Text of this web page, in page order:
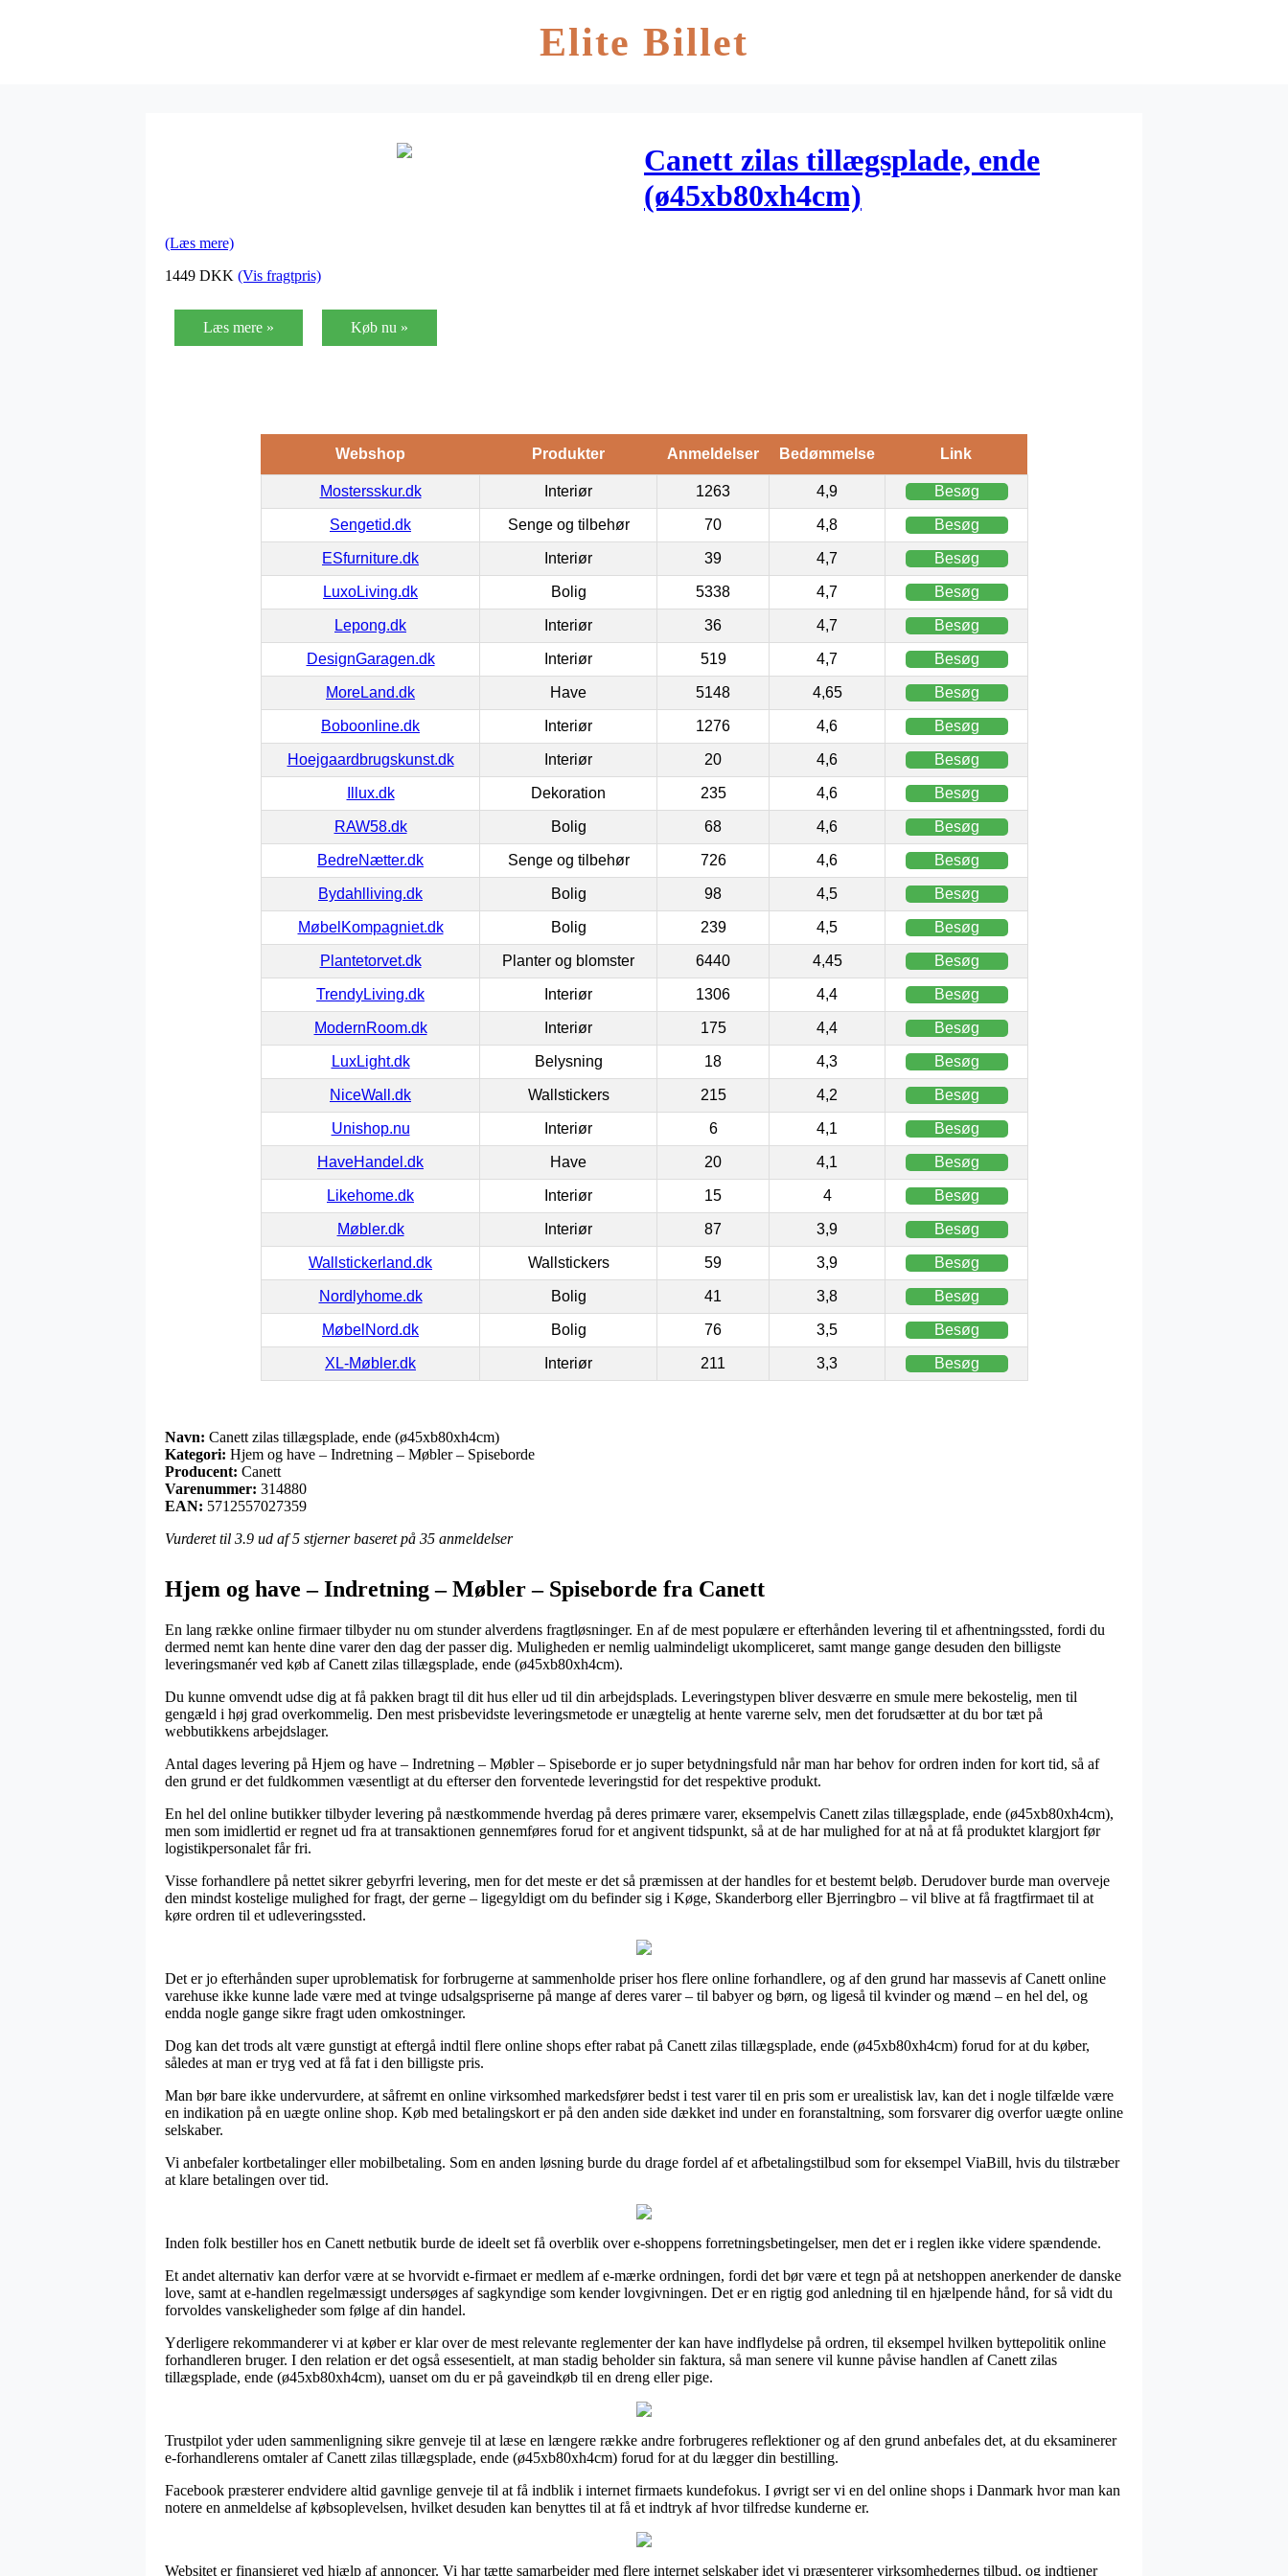
Elite Billet
Canett zilas tillægsplade, ende
(ø45xb80xh4cm)
(Læs mere)
1449 DKK (Vis fragtpris)
Læs mere » Køb nu »
Webshop Produkter Anmeldelser Bedømmelse Link
Mostersskur.dk Interiør 1263 4,9 Besøg
Sengetid.dk Senge og tilbehør 70 4,8 Besøg
ESfurniture.dk Interiør 39 4,7 Besøg
LuxoLiving.dk Bolig 5338 4,7 Besøg
Lepong.dk Interiør 36 4,7 Besøg
DesignGaragen.dk Interiør 519 4,7 Besøg
MoreLand.dk Have 5148 4,65 Besøg
Boboonline.dk Interiør 1276 4,6 Besøg
Hoejgaardbrugskunst.dk Interiør 20 4,6 Besøg
Illux.dk Dekoration 235 4,6 Besøg
RAW58.dk Bolig 68 4,6 Besøg
BedreNætter.dk Senge og tilbehør 726 4,6 Besøg
Bydahlliving.dk Bolig 98 4,5 Besøg
MøbelKompagniet.dk Bolig 239 4,5 Besøg
Plantetorvet.dk Planter og blomster 6440 4,45 Besøg
TrendyLiving.dk Interiør 1306 4,4 Besøg
ModernRoom.dk Interiør 175 4,4 Besøg
LuxLight.dk Belysning 18 4,3 Besøg
NiceWall.dk Wallstickers 215 4,2 Besøg
Unishop.nu Interiør 6 4,1 Besøg
HaveHandel.dk Have 20 4,1 Besøg
Likehome.dk Interiør 15 4 Besøg
Møbler.dk Interiør 87 3,9 Besøg
Wallstickerland.dk Wallstickers 59 3,9 Besøg
Nordlyhome.dk Bolig 41 3,8 Besøg
MøbelNord.dk Bolig 76 3,5 Besøg
XL-Møbler.dk Interiør 211 3,3 Besøg
Navn: Canett zilas tillægsplade, ende (ø45xb80xh4cm)
Kategori: Hjem og have – Indretning – Møbler – Spiseborde
Producent: Canett
Varenummer: 314880
EAN: 5712557027359
Vurderet til 3.9 ud af 5 stjerner baseret på 35 anmeldelser
Hjem og have – Indretning – Møbler – Spiseborde fra Canett
En lang række online firmaer tilbyder nu om stunder alverdens fragtløsninger. En af de mest populære er efterhånden levering til et afhentningssted, fordi du
dermed nemt kan hente dine varer den dag der passer dig. Muligheden er nemlig ualmindeligt ukompliceret, samt mange gange desuden den billigste
leveringsmanér ved køb af Canett zilas tillægsplade, ende (ø45xb80xh4cm).
Du kunne omvendt udse dig at få pakken bragt til dit hus eller ud til din arbejdsplads. Leveringstypen bliver desværre en smule mere bekostelig, men til
gengæld i høj grad overkommelig. Den mest prisbevidste leveringsmetode er unægtelig at hente varerne selv, men det forudsætter at du bor tæt på
webbutikkens arbejdslager.
Antal dages levering på Hjem og have – Indretning – Møbler – Spiseborde er jo super betydningsfuld når man har behov for ordren inden for kort tid, så af
den grund er det fuldkommen væsentligt at du efterser den forventede leveringstid for det respektive produkt.
En hel del online butikker tilbyder levering på næstkommende hverdag på deres primære varer, eksempelvis Canett zilas tillægsplade, ende (ø45xb80xh4cm),
men som imidlertid er regnet ud fra at transaktionen gennemføres forud for et angivent tidspunkt, så at de har mulighed for at nå at få produktet klargjort før
logistikpersonalet får fri.
Visse forhandlere på nettet sikrer gebyrfri levering, men for det meste er det så præmissen at der handles for et bestemt beløb. Derudover burde man overveje
den mindst kostelige mulighed for fragt, der gerne – ligegyldigt om du befinder sig i Køge, Skanderborg eller Bjerringbro – vil blive at få fragtfirmaet til at
køre ordren til et udleveringssted.
Det er jo efterhånden super uproblematisk for forbrugerne at sammenholde priser hos flere online forhandlere, og af den grund har massevis af Canett online
varehuse ikke kunne lade være med at tvinge udsalgspriserne på mange af deres varer – til babyer og børn, og ligeså til kvinder og mænd – en hel del, og
endda nogle gange sikre fragt uden omkostninger.
Dog kan det trods alt være gunstigt at eftergå indtil flere online shops efter rabat på Canett zilas tillægsplade, ende (ø45xb80xh4cm) forud for at du køber,
således at man er tryg ved at få fat i den billigste pris.
Man bør bare ikke undervurdere, at såfremt en online virksomhed markedsfører bedst i test varer til en pris som er urealistisk lav, kan det i nogle tilfælde være
en indikation på en uægte online shop. Køb med betalingskort er på den anden side dækket ind under en foranstaltning, som forsvarer dig overfor uægte online
selskaber.
Vi anbefaler kortbetalinger eller mobilbetaling. Som en anden løsning burde du drage fordel af et afbetalingstilbud som for eksempel ViaBill, hvis du tilstræber
at klare betalingen over tid.
Inden folk bestiller hos en Canett netbutik burde de ideelt set få overblik over e-shoppens forretningsbetingelser, men det er i reglen ikke videre spændende.
Et andet alternativ kan derfor være at se hvorvidt e-firmaet er medlem af e-mærke ordningen, fordi det bør være et tegn på at netshoppen anerkender de danske
love, samt at e-handlen regelmæssigt undersøges af sagkyndige som kender lovgivningen. Det er en rigtig god anledning til en hjælpende hånd, for så vidt du
forvoldes vanskeligheder som følge af din handel.
Yderligere rekommanderer vi at køber er klar over de mest relevante reglementer der kan have indflydelse på ordren, til eksempel hvilken byttepolitik online
forhandleren bruger. I den relation er det også essesentielt, at man stadig beholder sin faktura, så man senere vil kunne påvise handlen af Canett zilas
tillægsplade, ende (ø45xb80xh4cm), uanset om du er på gaveindkøb til en dreng eller pige.
Trustpilot yder uden sammenligning sikre genveje til at læse en længere række andre forbrugeres reflektioner og af den grund anbefales det, at du eksaminerer
e-forhandlerens omtaler af Canett zilas tillægsplade, ende (ø45xb80xh4cm) forud for at du lægger din bestilling.
Facebook præsterer endvidere altid gavnlige genveje til at få indblik i internet firmaets kundefokus. I øvrigt ser vi en del online shops i Danmark hvor man kan
notere en anmeldelse af købsoplevelsen, hvilket desuden kan benyttes til at få et indtryk af hvor tilfredse kunderne er.
Websitet er finansieret ved hjælp af annoncer. Vi har tætte samarbejder med flere internet selskaber idet vi præsenterer virksomhedernes tilbud, og indtjener